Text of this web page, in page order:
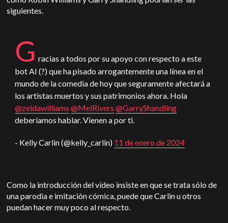
siguientes.
G racias a todos por su apoyo con respecto a este
bot AI (?) que ha pisado arrogantemente una línea en el
mundo de la comedia de hoy que seguramente afectará a
los artistas muertos y sus patrimonios ahora. Hola
@zeldawilliams @MelRivers @GarryShandling
deberíamos hablar. Vienen a por ti.
- Kelly Carlin (@kelly_carlin) 11 de enero de 2024
Como la introducción del vídeo insiste en que se trata sólo de
una parodia e imitación cómica, puede que Carlin u otros
puedan hacer muy poco al respecto.